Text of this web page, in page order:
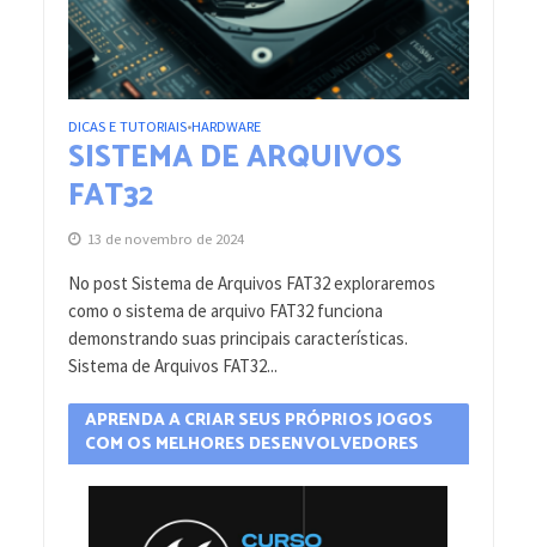
DICAS E TUTORIAIS•HARDWARE
SISTEMA DE ARQUIVOS
FAT32
13 de novembro de 2024
No post Sistema de Arquivos FAT32 exploraremos
como o sistema de arquivo FAT32 funciona
demonstrando suas principais características.
Sistema de Arquivos FAT32...
APRENDA A CRIAR SEUS PRÓPRIOS JOGOS
COM OS MELHORES DESENVOLVEDORES